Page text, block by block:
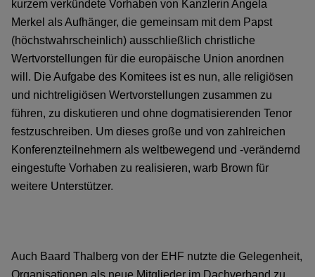
kurzem verkündete Vorhaben von Kanzlerin Angela
Merkel als Aufhänger, die gemeinsam mit dem Papst
(höchstwahrscheinlich) ausschließlich christliche
Wertvorstellungen für die europäische Union anordnen
will. Die Aufgabe des Komitees ist es nun, alle religiösen
und nichtreligiösen Wertvorstellungen zusammen zu
führen, zu diskutieren und ohne dogmatisierenden Tenor
festzuschreiben. Um dieses große und von zahlreichen
Konferenzteilnehmern als weltbewegend und -verändernd
eingestufte Vorhaben zu realisieren, warb Brown für
weitere Unterstützer.
Auch Baard Thalberg von der EHF nutzte die Gelegenheit,